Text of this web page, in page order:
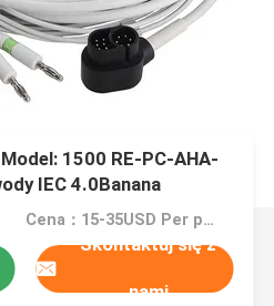
1500 RE-PC-AHA-
IEC 4.0Banana
Cena：15-35USD Per pcs
Skontaktuj się z
nami